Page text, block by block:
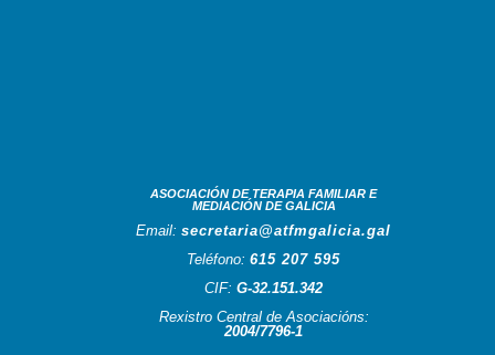
ASOCIACIÓN DE TERAPIA FAMILIAR E
MEDIACIÓN DE GALICIA
Email:secretaria@atfmgalicia.gal
Teléfono:615 207 595
CIF:G-32.151.342
Rexistro Central de Asociacións:
2004/7796-1